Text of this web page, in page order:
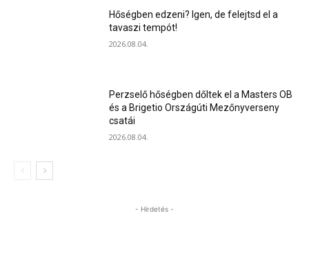
Hőségben edzeni? Igen, de felejtsd el a
tavaszi tempót!
2026.08.04.
Perzselő hőségben dőltek el a Masters OB
és a Brigetio Országúti Mezőnyverseny
csatái
2026.08.04.
- Hirdetés -